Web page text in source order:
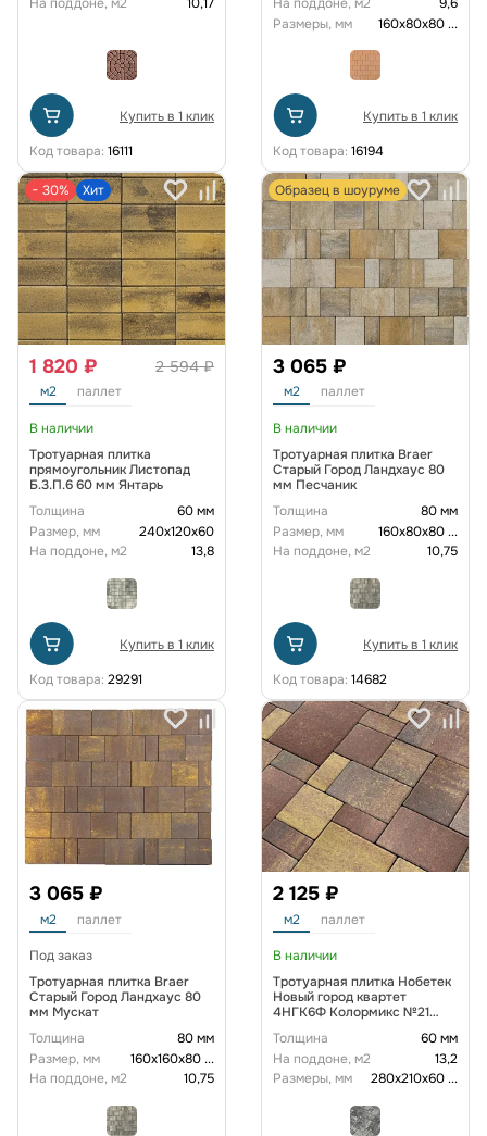
Купить в 1 клик
Код товара: 16111
Размеры, мм
160х80х80...
Купить в 1 клик
Код товара: 16194
− 30% Хит
2 594 ₽
1 820 ₽
м2 паллет
В наличии
Тротуарная плитка
прямоугольник Листопад
Б.3.П.6 60 мм Янтарь
Толщина
60 мм
Размер, мм
240х120х60
На поддоне, м2
13,8
Купить в 1 клик
Код товара: 29291
Образец в шоуруме
3 065 ₽
м2 паллет
В наличии
Тротуарная плитка Braer
Старый Город Ландхаус 80
мм Песчаник
Толщина
80 мм
Размер, мм
160х80х80...
На поддоне, м2
10,75
Купить в 1 клик
Код товара: 14682
3 065 ₽
м2 паллет
Под заказ
Тротуарная плитка Braer
Старый Город Ландхаус 80
мм Мускат
Толщина
80 мм
Размер, мм
160х160х80...
На поддоне, м2
10,75
2 125 ₽
м2 паллет
В наличии
Тротуарная плитка Нобетек
Новый город квартет
4НГК6Ф Колормикс №21
Толщина
60 мм
На поддоне, м2
13,2
Размеры, мм
280х210х60...